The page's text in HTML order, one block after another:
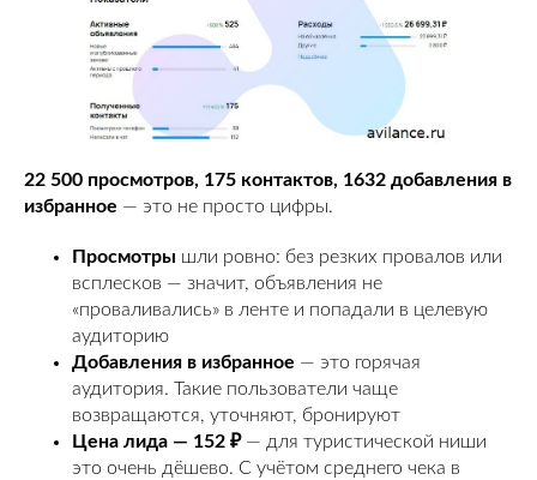
22 500 просмотров, 175 контактов, 1632 добавления в
избранное — это не просто цифры.
Просмотры шли ровно: без резких провалов или
всплесков — значит, объявления не
«проваливались» в ленте и попадали в целевую
аудиторию
Добавления в избранное — это горячая
аудитория. Такие пользователи чаще
возвращаются, уточняют, бронируют
Цена лида — 152 ₽— для туристической ниши
это очень дёшево. С учётом среднего чека в